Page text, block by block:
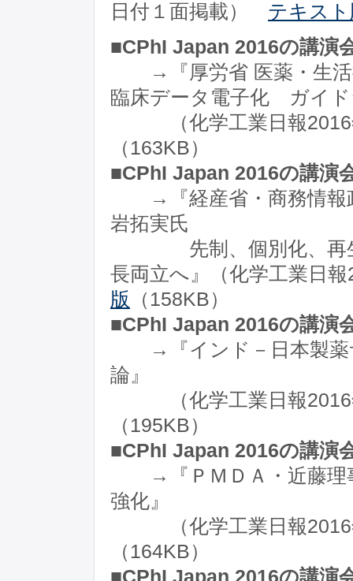
日付１面掲載） テキス
■CPhI Japan 2016の講演
→『厚労省 医薬・生活
臨床データ電子化 ガイ
（化学工業日報2016
（163KB）
■CPhI Japan 2016の講演
→『経産省・商務情報
岩拓実氏
先制、個別化、再生
長両立へ』（化学工業日
版
（158KB）
■CPhI Japan 2016の講演
→『インド－日本製薬
論』
（化学工業日報2016
（195KB）
■CPhI Japan 2016の講演
→『ＰＭＤＡ・近藤理
強化』
（化学工業日報2016
（164KB）
■CPhI Japan 2016の講演